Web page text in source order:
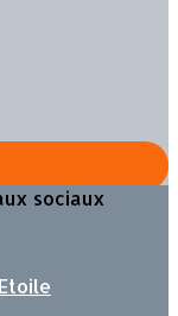
sociaux